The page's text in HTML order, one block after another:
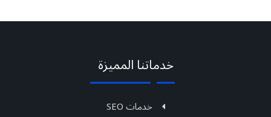
Message
sent!
خدماتنا المميزة
خدمات SEO